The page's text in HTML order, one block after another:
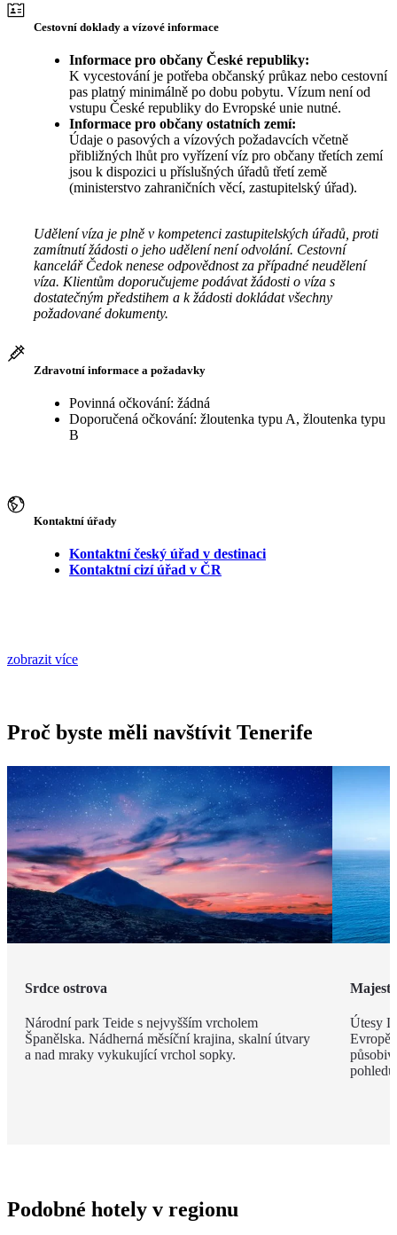
Cestovní doklady a vízové informace
Informace pro občany České republiky:
K vycestování je potřeba občanský průkaz nebo cestovní
pas platný minimálně po dobu pobytu. Vízum není od
vstupu České republiky do Evropské unie nutné.
Informace pro občany ostatních zemí:
Údaje o pasových a vízových požadavcích včetně
přibližných lhůt pro vyřízení víz pro občany třetích zemí
jsou k dispozici u příslušných úřadů třetí země
(ministerstvo zahraničních věcí, zastupitelský úřad).
Udělení víza je plně v kompetenci zastupitelských úřadů, proti
zamítnutí žádosti o jeho udělení není odvolání. Cestovní
kancelář Čedok nenese odpovědnost za případné neudělení
víza. Klientům doporučujeme podávat žádosti o víza s
dostatečným předstihem a k žádosti dokládat všechny
požadované dokumenty.
Zdravotní informace a požadavky
Povinná očkování: žádná
Doporučená očkování: žloutenka typu A, žloutenka typu
B
Kontaktní úřady
Kontaktní český úřad v destinaci
Kontaktní cizí úřad v ČR
zobrazit více
Proč byste měli navštívit Tenerife
Srdce ostrova
Národní park Teide s nejvyšším vrcholem
Španělska. Nádherná měsíční krajina, skalní útvary
a nad mraky vykukující vrchol sopky.
Útesy
Evropě,
Podobné hotely v regionu